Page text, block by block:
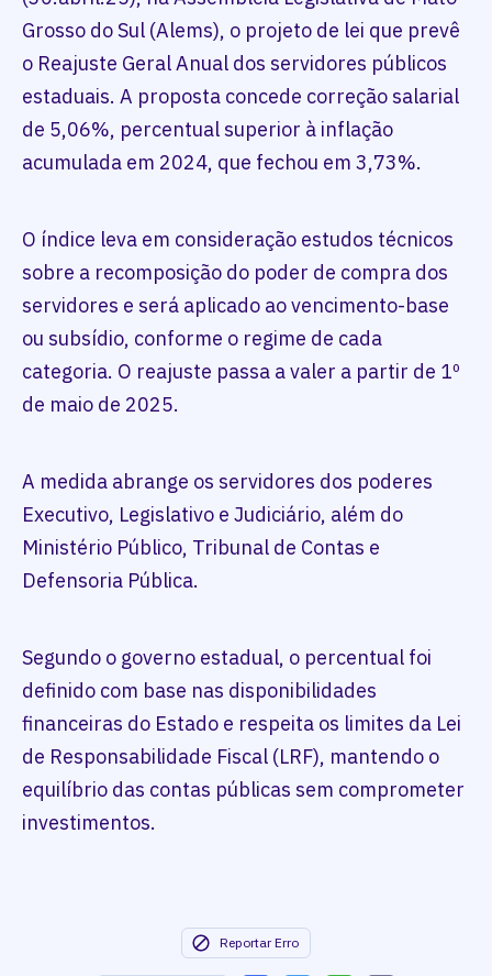
Grosso do Sul (Alems), o projeto de lei que prevê
o Reajuste Geral Anual dos servidores públicos
estaduais. A proposta concede correção salarial
de 5,06%, percentual superior à inflação
acumulada em 2024, que fechou em 3,73%.
O índice leva em consideração estudos técnicos
sobre a recomposição do poder de compra dos
servidores e será aplicado ao vencimento-base
ou subsídio, conforme o regime de cada
categoria. O reajuste passa a valer a partir de 1º
de maio de 2025.
A medida abrange os servidores dos poderes
Executivo, Legislativo e Judiciário, além do
Ministério Público, Tribunal de Contas e
Defensoria Pública.
Segundo o governo estadual, o percentual foi
definido com base nas disponibilidades
financeiras do Estado e respeita os limites da Lei
de Responsabilidade Fiscal (LRF), mantendo o
equilíbrio das contas públicas sem comprometer
investimentos.
Reportar Erro